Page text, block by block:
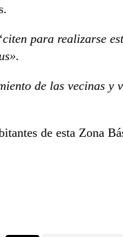
para realizarse
de las vecinas y
de esta Zona